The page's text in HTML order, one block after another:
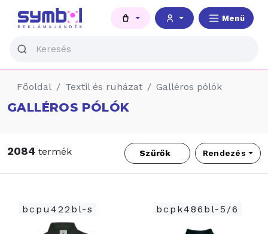
Menü
Főoldal Textil és ruházat Galléros pólók
GALLÉROS PÓLÓK
2084 termék Szűrők Rendezés
bcpu422bl-s bcpk486bl-5/6